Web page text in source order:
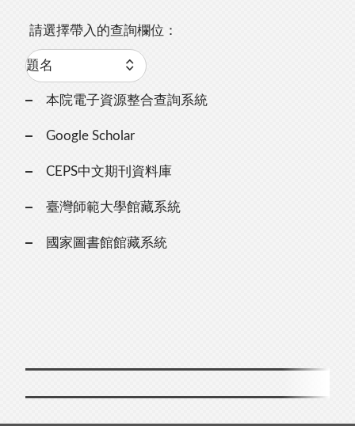
請選擇帶入的查詢欄位：
本院電子資源整合查詢系統
Google Scholar
CEPS中文期刊資料庫
臺灣師範大學館藏系統
國家圖書館館藏系統